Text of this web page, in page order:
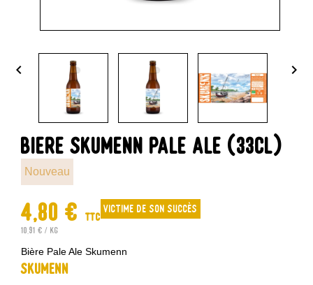
 
BIERE SKUMENN PALE ALE (33CL)
Nouveau
4,80 € TTC
10,91 € / kg
Victime de son succès
Bière Pale Ale Skumenn
Skumenn